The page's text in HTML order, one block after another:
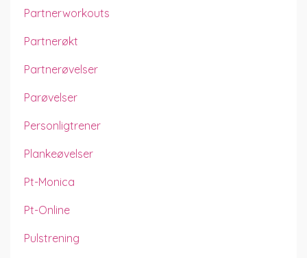
Partnerworkouts
Partnerøkt
Partnerøvelser
Parøvelser
Personligtrener
Plankeøvelser
Pt-Monica
Pt-Online
Pulstrening